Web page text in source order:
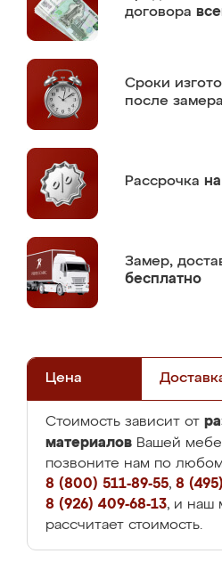
договора
Сроки
после замера
Рассрочка
Замер,
бесплатно
Цена
Стоимость зависит от
материалов Вашей
позвоните нам по
8 (800) 511-89-55, 8
8 (926) 409-68-13, и наш
рассчитает стоимость.